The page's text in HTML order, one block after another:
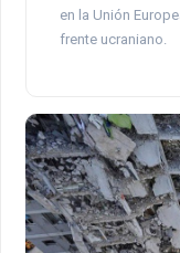
en la Unión
frente ucraniano.